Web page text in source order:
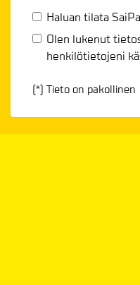
Haluan tilata
Olen lukenut
henkilötietojeni
(*) Tieto on pakollinen